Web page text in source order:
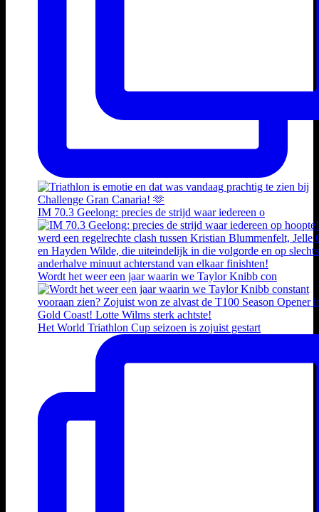
IM 70.3 Geelong: precies de strijd waar iedereen o
Wordt het weer een jaar waarin we Taylor Knibb con
Het World Triathlon Cup seizoen is zojuist gestart